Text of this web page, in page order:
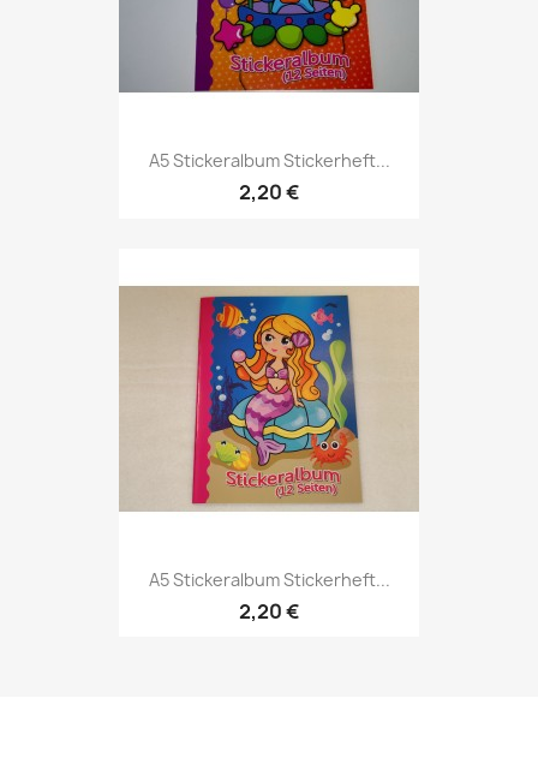
A5 Stickeralbum Stickerheft...
2,20 €
A5 Stickeralbum Stickerheft...
2,20 €